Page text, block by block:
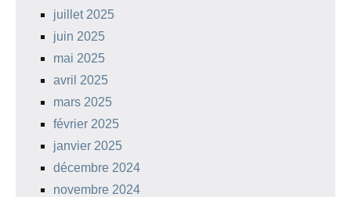
juillet 2025
juin 2025
mai 2025
avril 2025
mars 2025
février 2025
janvier 2025
décembre 2024
novembre 2024